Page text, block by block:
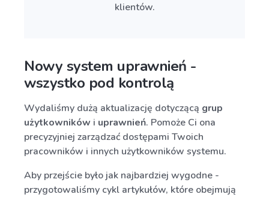
klientów.
Nowy system uprawnień -
wszystko pod kontrolą
Wydaliśmy dużą aktualizację dotyczącą grup
użytkowników i uprawnień. Pomoże Ci ona
precyzyjniej zarządzać dostępami Twoich
pracowników i innych użytkowników systemu.
Aby przejście było jak najbardziej wygodne -
przygotowaliśmy cykl artykułów, które obejmują